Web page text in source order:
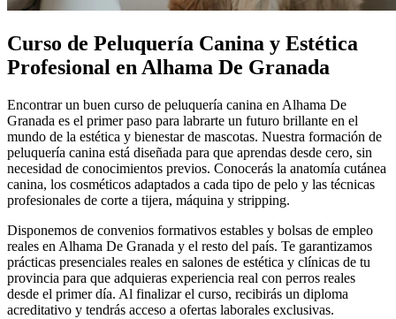
Curso de Peluquería Canina y Estética
Profesional en Alhama De Granada
Encontrar un buen curso de peluquería canina en Alhama De
Granada es el primer paso para labrarte un futuro brillante en el
mundo de la estética y bienestar de mascotas. Nuestra formación de
peluquería canina está diseñada para que aprendas desde cero, sin
necesidad de conocimientos previos. Conocerás la anatomía cutánea
canina, los cosméticos adaptados a cada tipo de pelo y las técnicas
profesionales de corte a tijera, máquina y stripping.
Disponemos de convenios formativos estables y bolsas de empleo
reales en Alhama De Granada y el resto del país. Te garantizamos
prácticas presenciales reales en salones de estética y clínicas de tu
provincia para que adquieras experiencia real con perros reales
desde el primer día. Al finalizar el curso, recibirás un diploma
acreditativo y tendrás acceso a ofertas laborales exclusivas.